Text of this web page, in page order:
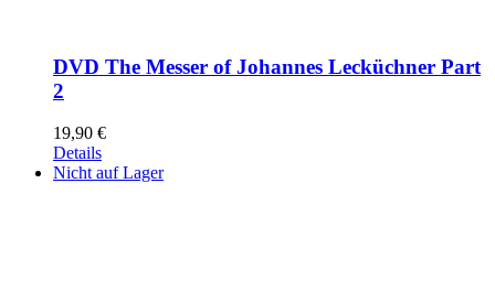
DVD The Messer of Johannes Lecküchner Part
2
19,90 €
Details
Nicht auf Lager